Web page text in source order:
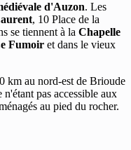
d'Auzon. Les
, 10 Place de la
se tiennent à la Chapelle
Fumoir et dans le vieux
km au nord-est de Brioude
pas accessible aux
au pied du rocher.